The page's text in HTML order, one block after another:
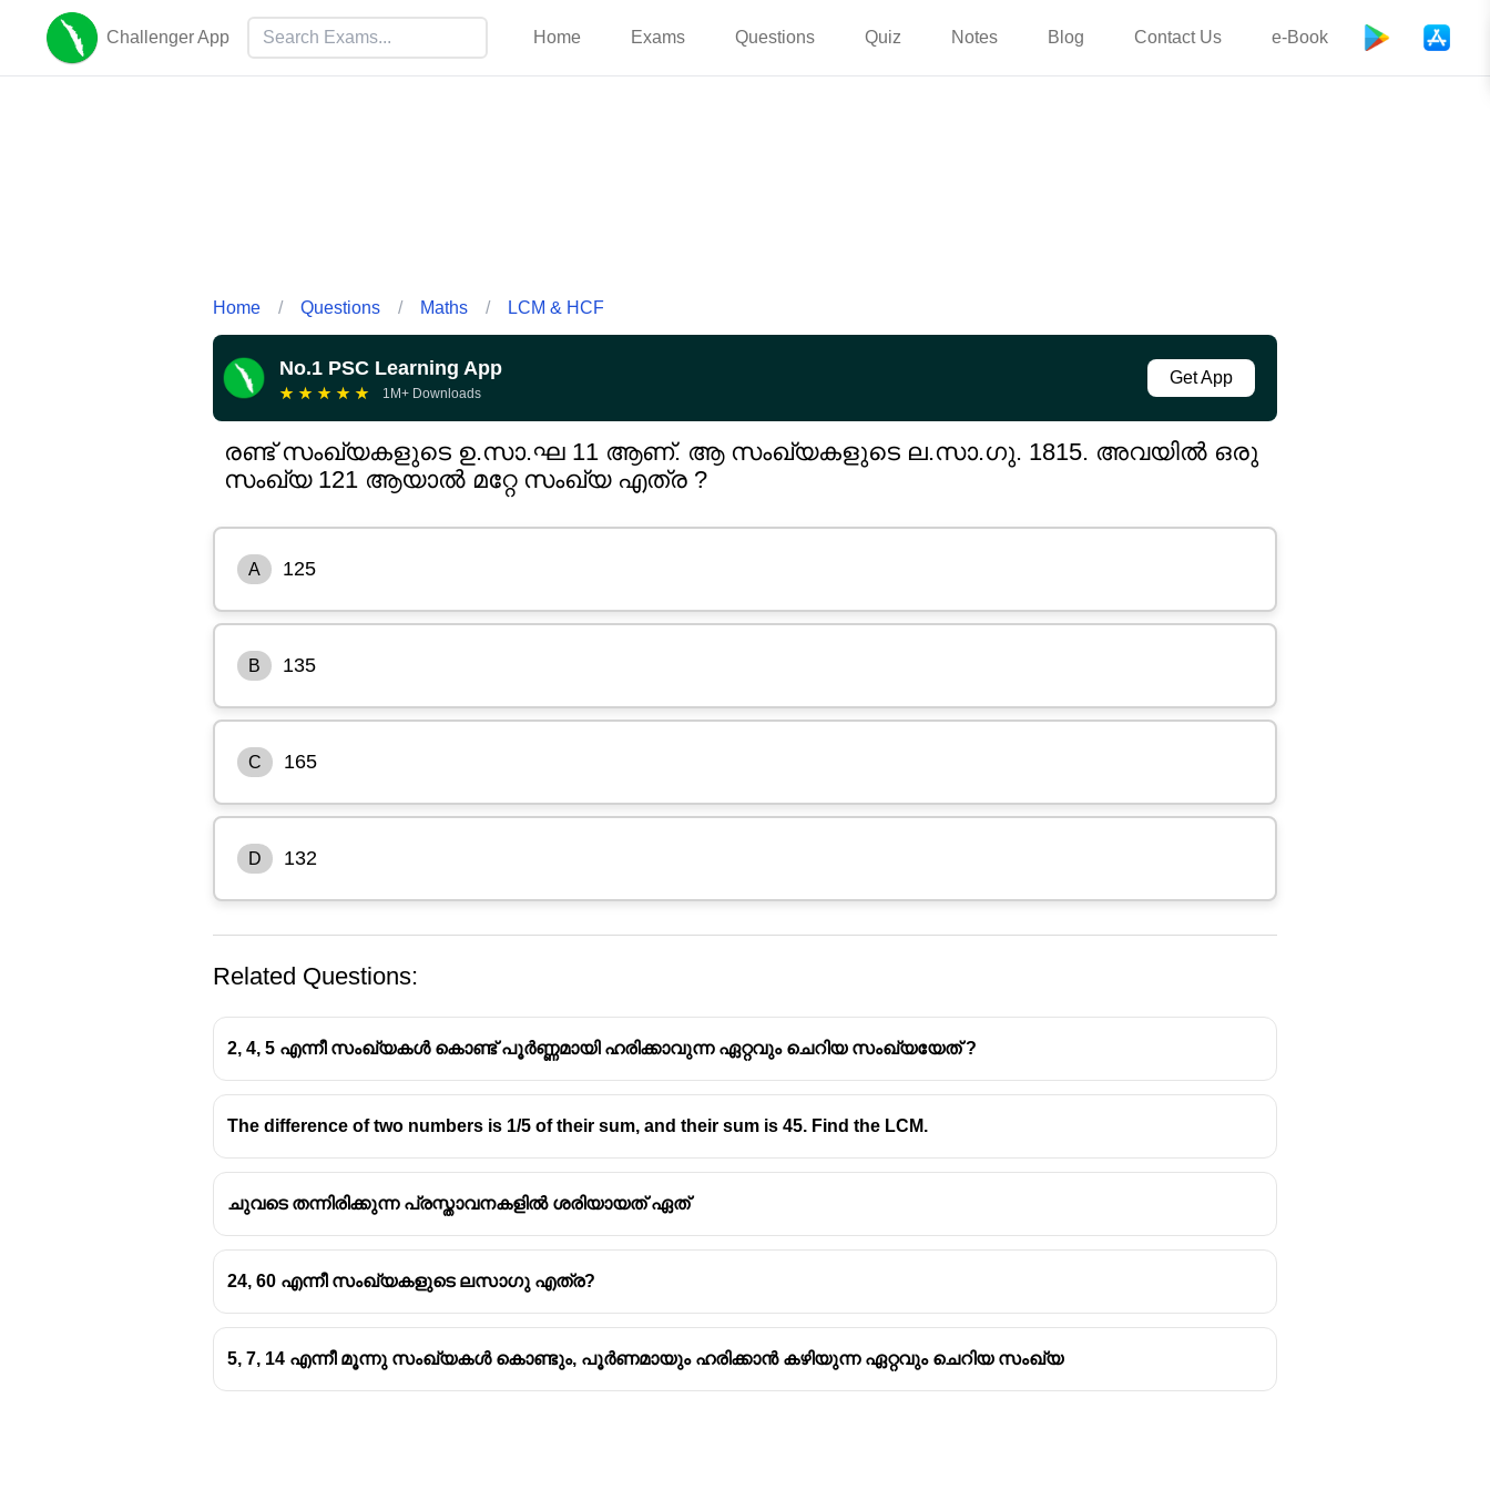
Challenger App Home Exams Questions Quiz Notes Blog Contact Us e-Book
Home / Questions / Maths / LCM & HCF
No.1 PSC Learning App
★ ★ ★ ★ ★ 1M+ Downloads
Get App
രണ്ട് സംഖ്യകളുടെ ഉ.സാ.ഘ 11 ആണ്. ആ സംഖ്യകളുടെ ല.സാ.ഗു. 1815. അവയിൽ ഒരു
സംഖ്യ 121 ആയാൽ മറ്റേ സംഖ്യ എത്ര ?
A 125
B 135
C 165
D 132
Related Questions:
2, 4, 5 എന്നീ സംഖ്യകൾ കൊണ്ട് പൂർണ്ണമായി ഹരിക്കാവുന്ന ഏറ്റവും ചെറിയ സംഖ്യയേത് ?
The difference of two numbers is 1/5 of their sum, and their sum is 45. Find the LCM.
ചുവടെ തന്നിരിക്കുന്ന പ്രസ്താവനകളിൽ ശരിയായത് ഏത്
24, 60 എന്നീ സംഖ്യകളുടെ ലസാഗു എത്ര?
5, 7, 14 എന്നീ മൂന്നു സംഖ്യകൾ കൊണ്ടും, പൂർണമായും ഹരിക്കാൻ കഴിയുന്ന ഏറ്റവും ചെറിയ സംഖ്യ